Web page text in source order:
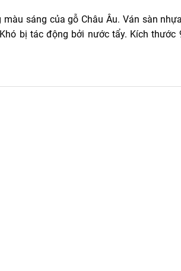
sáng của gỗ Châu Âu. Ván sàn
bị tác động bởi nước tẩy. Kích thước